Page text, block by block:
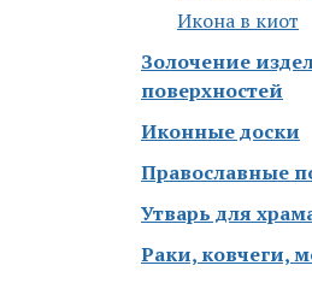
Икона в киот
Золочение
поверхностей
Иконные доски
Православные
Утварь для
Раки, ковчеги,